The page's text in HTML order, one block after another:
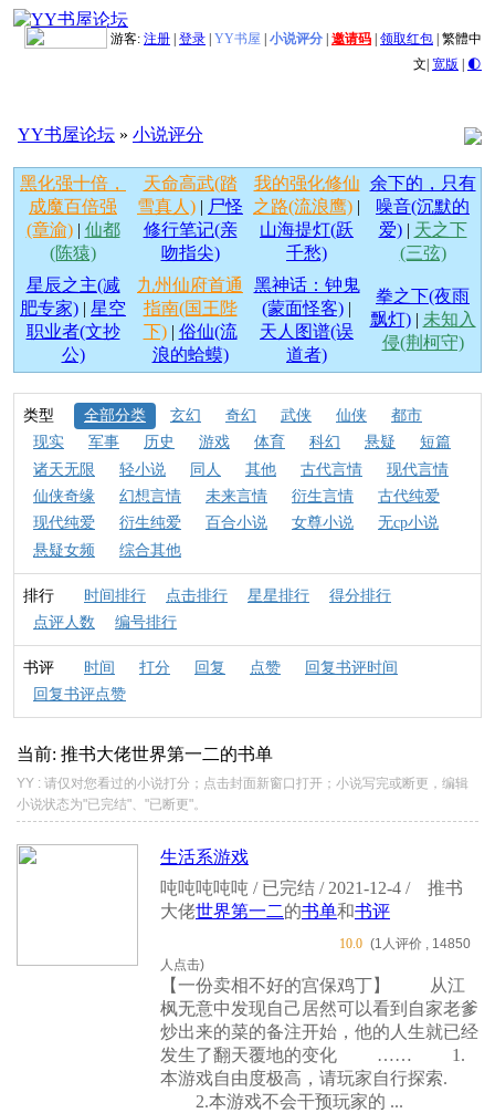
游客: 注册 登录 YY书屋 小说评分 邀请码 领取红包 繁體中
文| 宽版 | 🌓
YY书屋论坛 » 小说评分
黑化强十倍，
成魔百倍强
(章渝)| 仙都
(陈猿)
天命高武(踏
雪真人) | 尸怪
修行笔记(亲
吻指尖)
我的强化修仙
之路(流浪鹰) |
山海提灯(跃
千愁)
余下的，只有
噪音(沉默的
爱)| 天之下
(三弦)
星辰之主(减
肥专家) | 星空
职业者(文抄
公)
九州仙府首通
指南(国王陛
下)| 俗仙(流
浪的蛤蟆)
黑神话：钟鬼
(蒙面怪客) |
天人图谱(误
道者)
拳之下(夜雨
飘灯)| 未知入
侵(荆柯守)
类型 全部分类 玄幻 奇幻 武侠 仙侠
都市
现实
军事 历史 游戏 体育 科幻 悬疑
短篇
诸天无限
轻小说 同人 其他 古代言情
现代言情
仙侠奇缘
幻想言情 未来言情 衍生言情
古代纯爱
现代纯爱
衍生纯爱 百合小说 女尊小说
无cp小说
悬疑女频
综合其他
排行 时间排行 点击排行 星星排行
得分排行
点评人数
编号排行
书评 时间 打分 回复 点赞
回复书评时间
回复书评点赞
当前: 推书大佬世界第一二的书单
YY : 请仅对您看过的小说打分；点击封面新窗口打开；小说写完或断更，编辑
小说状态为"已完结"、"已断更"。
生活系游戏
吨吨吨吨吨 / 已完结 / 2021-12-4 /
推书
大佬世界第一二的书单和书评
10.0 (1人评价 , 14850
人点击)
【一份卖相不好的宫保鸡丁】 从江
枫无意中发现自己居然可以看到自家老爹
炒出来的菜的备注开始，他的人生就已经
发生了翻天覆地的变化 …… 1.
本游戏自由度极高，请玩家自行探索.
2.本游戏不会干预玩家的 ...